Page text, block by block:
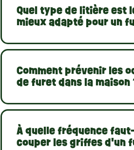
Quel type de litière est
mieux adapté pour un
Comment prévenir les
de furet dans la maison
À quelle fréquence
couper les griffes d'un